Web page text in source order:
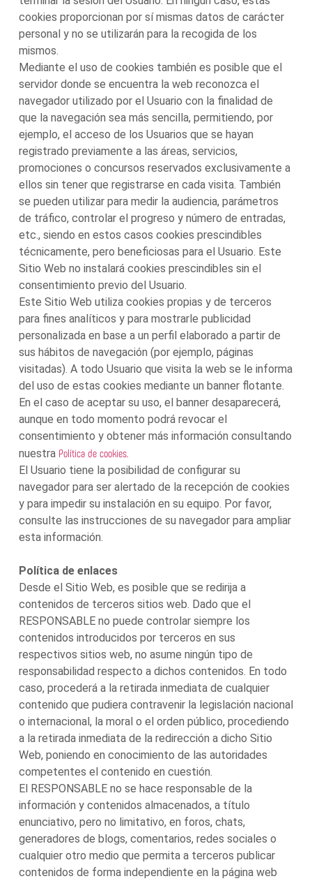
cookies proporcionan por sí mismas datos de carácter
personal y no se utilizarán para la recogida de los
mismos.
Mediante el uso de cookies también es posible que el
servidor donde se encuentra la web reconozca el
navegador utilizado por el Usuario con la finalidad de
que la navegación sea más sencilla, permitiendo, por
ejemplo, el acceso de los Usuarios que se hayan
registrado previamente a las áreas, servicios,
promociones o concursos reservados exclusivamente a
ellos sin tener que registrarse en cada visita. También
se pueden utilizar para medir la audiencia, parámetros
de tráfico, controlar el progreso y número de entradas,
etc., siendo en estos casos cookies prescindibles
técnicamente, pero beneficiosas para el Usuario. Este
Sitio Web no instalará cookies prescindibles sin el
consentimiento previo del Usuario.
Este Sitio Web utiliza cookies propias y de terceros
para fines analíticos y para mostrarle publicidad
personalizada en base a un perfil elaborado a partir de
sus hábitos de navegación (por ejemplo, páginas
visitadas). A todo Usuario que visita la web se le informa
del uso de estas cookies mediante un banner flotante.
En el caso de aceptar su uso, el banner desaparecerá,
aunque en todo momento podrá revocar el
consentimiento y obtener más información consultando
nuestra Política de cookies.
El Usuario tiene la posibilidad de configurar su
navegador para ser alertado de la recepción de cookies
y para impedir su instalación en su equipo. Por favor,
consulte las instrucciones de su navegador para ampliar
esta información.
Política de enlaces
Desde el Sitio Web, es posible que se redirija a
contenidos de terceros sitios web. Dado que el
RESPONSABLE no puede controlar siempre los
contenidos introducidos por terceros en sus
respectivos sitios web, no asume ningún tipo de
responsabilidad respecto a dichos contenidos. En todo
caso, procederá a la retirada inmediata de cualquier
contenido que pudiera contravenir la legislación nacional
o internacional, la moral o el orden público, procediendo
a la retirada inmediata de la redirección a dicho Sitio
Web, poniendo en conocimiento de las autoridades
competentes el contenido en cuestión.
El RESPONSABLE no se hace responsable de la
información y contenidos almacenados, a título
enunciativo, pero no limitativo, en foros, chats,
generadores de blogs, comentarios, redes sociales o
cualquier otro medio que permita a terceros publicar
contenidos de forma independiente en la página web